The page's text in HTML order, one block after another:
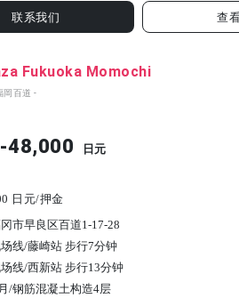
联系我们 查
Fukuoka Momochi
岡百道 -
48,000 日元
日元/押金
市早良区百道1-17-28
线/藤崎站 步行7分钟
线/西新站 步行13分钟
/钢筋混凝土构造4层